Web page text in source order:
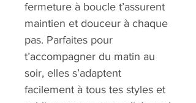
fermeture à boucle t’assurent
maintien et douceur à chaque
pas. Parfaites pour
t’accompagner du matin au
soir, elles s’adaptent
facilement à tous tes styles et